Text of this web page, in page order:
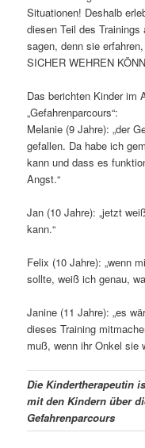
Situationen! Deshalb
diesen Teil des
sagen, denn sie
SICHER WEHREN
Das berichten Kinder im
„Gefahrenparcours“:
Melanie (9 Jahre): „der
gefallen. Da habe ich
kann und dass es
Angst.“
Jan (10 Jahre): „jetzt
kann.“
Felix (10 Jahre): „wenn
sollte, weiß ich genau,
Janine (11 Jahre): „es
dieses Training
muß, wenn ihr Onkel sie
Die Kindertherapeutin
mit den Kindern über
Gefahrenparcours